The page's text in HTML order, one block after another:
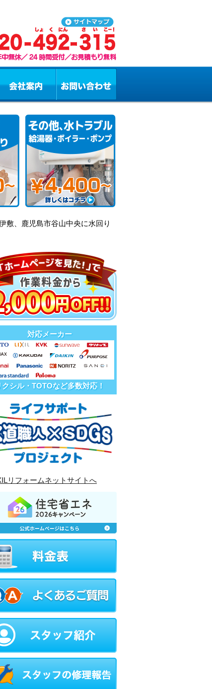
敷、鹿児島市谷山中央に水回り
対応メーカー
クシル・TOTOなど多数対応！